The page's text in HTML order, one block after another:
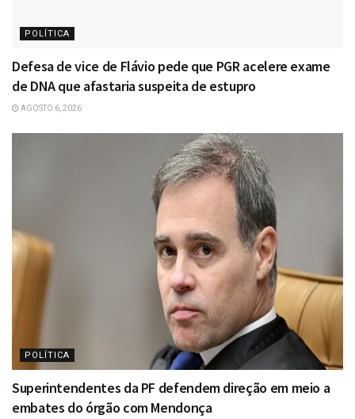
POLÍTICA
Defesa de vice de Flávio pede que PGR acelere exame
de DNA que afastaria suspeita de estupro
AGOSTO 6, 2026
POLÍTICA
Superintendentes da PF defendem direção em meio a
embates do órgão com Mendonça